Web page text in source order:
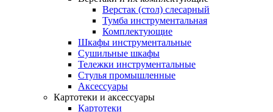
Верстак (стол) слесарный
Тумба инструментальная
Комплектующие
Шкафы инструментальные
Сушильные шкафы
Тележки инструментальные
Стулья промышленные
Аксессуары
Картотеки и аксессуары
Картотеки